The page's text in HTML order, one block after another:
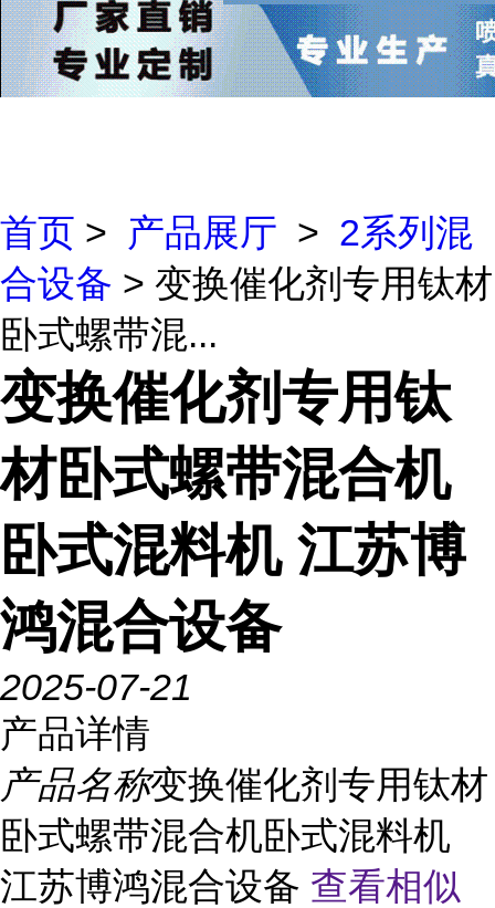
首页 > 产品展厅 > 2系列混
合设备 > 变换催化剂专用钛材
卧式螺带混...
变换催化剂专用钛
材卧式螺带混合机
卧式混料机 江苏博
鸿混合设备
2025-07-21
产品详情
产品名称变换催化剂专用钛材
卧式螺带混合机卧式混料机
江苏博鸿混合设备 查看相似